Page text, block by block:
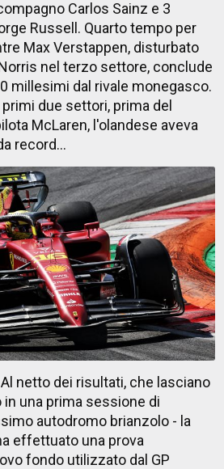
Carlos Sainz e 3
Russell. Quarto tempo per
Max Verstappen, disturbato
nel terzo settore, conclude
millesimi dal rivale monegasco.
due settori, prima del
McLaren, l'olandese aveva
record...
Al netto dei risultati, che lasciano
una prima sessione di
autodromo brianzolo - la
effettuato una prova
fondo utilizzato dal GP